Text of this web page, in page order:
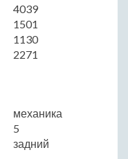
4039
1501
1130
2271
механика
5
задний